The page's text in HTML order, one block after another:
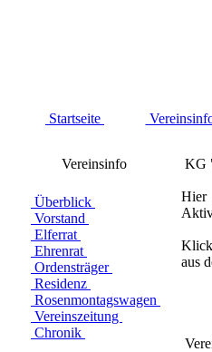
Startseite
Vereinsinfo
Überblick
Vorstand
Elferrat
Ehrenrat
Ordensträger
Residenz
Rosenmontagswagen
Vereinszeitung
Chronik
KG
Hier
aus